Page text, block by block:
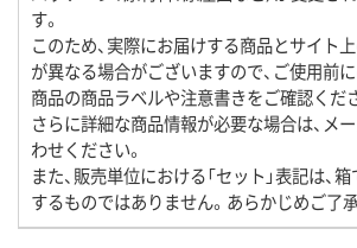
す。
このため、実際にお届けする商品とサイト
が異なる場合がございますので、ご使用前
商品の商品ラベルや注意書きをご確認くだ
さらに詳細な商品情報が必要な場合は、メ
わせください。
また、販売単位における「セット」表記は、
するものではありません。あらかじめご了